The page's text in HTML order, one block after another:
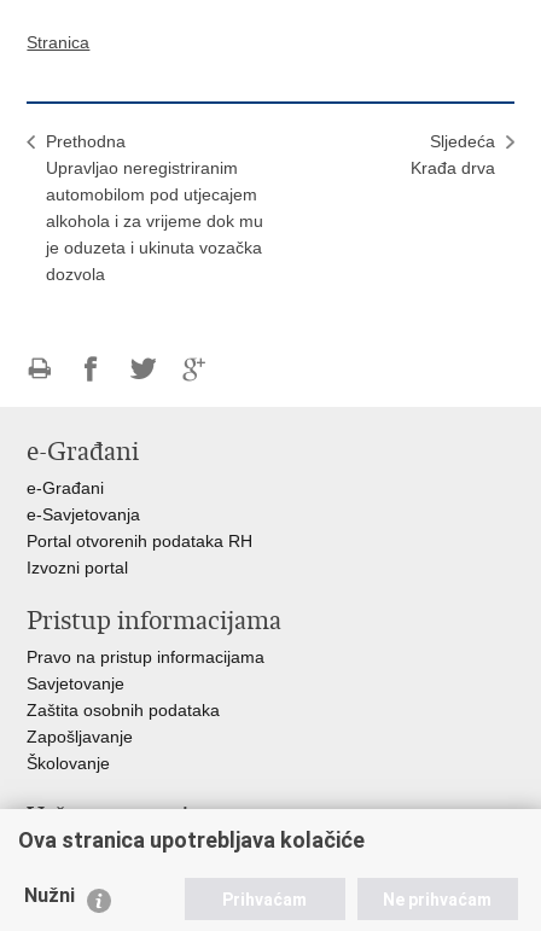
Stranica
Prethodna
Upravljao neregistriranim
automobilom pod utjecajem
alkohola i za vrijeme dok mu
je oduzeta i ukinuta vozačka
dozvola
Sljedeća
​Krađa drva
FacebookuTwitteru
e-Građani
e-Građani
e-Savjetovanja
Portal otvorenih podataka RH
Izvozni portal
Pristup informacijama
Pravo na pristup informacijama
Savjetovanje
Zaštita osobnih podataka
Zapošljavanje
Školovanje
Važne poveznice
Ministarstvo unutarnjih poslova
Udruge
Ova stranica upotrebljava kolačiće
Nužni Prihvaćam Ne prihvaćam